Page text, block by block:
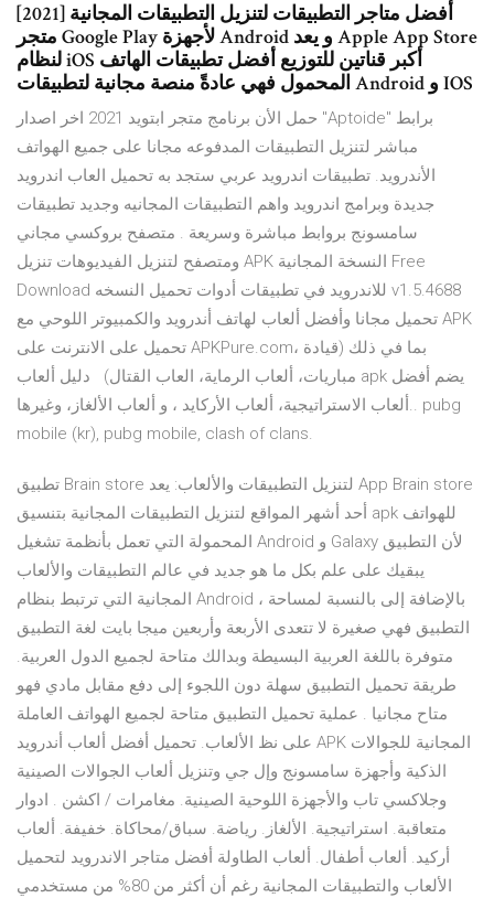
أفضل متاجر التطبيقات لتنزيل التطبيقات المجانية [2021]
متجر Google Play لأجهزة Android و يعد Apple App Store
لنظام iOS أكبر قناتين للتوزيع أفضل تطبيقات الهاتف
المحمول فهي عادةً منصة مجانية لتطبيقات Android و IOS
حمل الأن برنامج متجر ابتويد 2021 اخر اصدار "Aptoide" برابط
مباشر لتنزيل التطبيقات المدفوعه مجانا على جميع الهواتف
الأندرويد. تطبيقات اندرويد عربي ستجد به تحميل العاب اندرويد
جديدة وبرامج اندرويد واهم التطبيقات المجانيه وجديد تطبيقات
سامسونج بروابط مباشرة وسريعة . متصفح بروكسي مجاني
ومتصفح لتنزيل الفيديوهات تنزيل APK النسخة المجانية Free
Download للاندرويد في تطبيقات أدوات تحميل النسخه v1.5.4688
تحميل مجانا وأفضل ألعاب لهاتف أندرويد والكمبيوتر اللوحي مع APK
تحميل على الانترنت على APKPure.com، بما في ذلك (قيادة
مباريات، ألعاب الرماية، العاب القتال) دليل ألعاب apk يضم أفضل
ألعاب الاستراتيجية، ألعاب الأركايد ، و ألعاب الألغاز، وغيرها.. pubg
mobile (kr), pubg mobile, clash of clans.
تطبيق Brain store لتنزيل التطبيقات والألعاب: يعد App Brain store
أحد أشهر المواقع لتنزيل التطبيقات المجانية بتنسيق apk للهواتف
المحمولة التي تعمل بأنظمة تشغيل Android و Galaxy لأن التطبيق
يبقيك على علم بكل ما هو جديد في عالم التطبيقات والألعاب
المجانية التي ترتبط بنظام Android ، بالإضافة إلى بالنسبة لمساحة
التطبيق فهي صغيرة لا تتعدى الأربعة وأربعين ميجا بايت لغة التطبيق
متوفرة باللغة العربية البسيطة وبدالك متاحة لجميع الدول العربية.
طريقة تحميل التطبيق سهلة دون اللجوء إلى دفع مقابل مادي فهو
متاح مجانيا . عملية تحميل التطبيق متاحة لجميع الهواتف العاملة
على نظ الألعاب. تحميل أفضل ألعاب أندرويد APK المجانية للجوالات
الذكية وأجهزة سامسونج وإل جي وتنزيل ألعاب الجوالات الصينية
وجلاكسي تاب والأجهزة اللوحية الصينية. مغامرات / اكشن . ادوار
متعاقبة. استراتيجية. الألغاز. رياضة. سباق/محاكاة. خفيفة. ألعاب
أركيد. ألعاب أطفال. ألعاب الطاولة أفضل متاجر الاندرويد لتحميل
الألعاب والتطبيقات المجانية رغم أن أكثر من 80% من مستخدمي